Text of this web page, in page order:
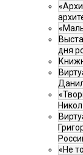
дня
«Не